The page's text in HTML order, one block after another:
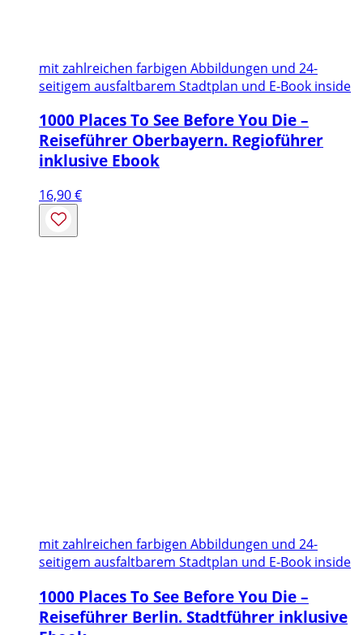
mit zahlreichen farbigen Abbildungen und 24-
seitigem ausfaltbarem Stadtplan und E-Book inside
1000 Places To See Before You Die –
Reiseführer Oberbayern. Regioführer
inklusive Ebook
16,90€
mit zahlreichen farbigen Abbildungen und 24-
seitigem ausfaltbarem Stadtplan und E-Book inside
1000 Places To See Before You Die –
Reiseführer Berlin. Stadtführer inklusive